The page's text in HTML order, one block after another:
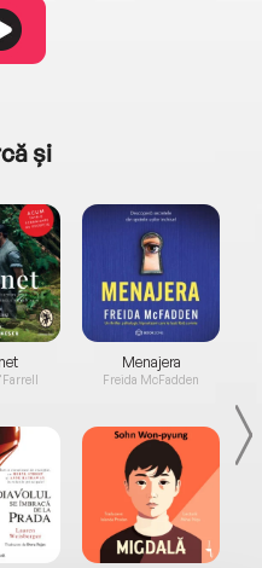
și
Menajera
Freida McFadden